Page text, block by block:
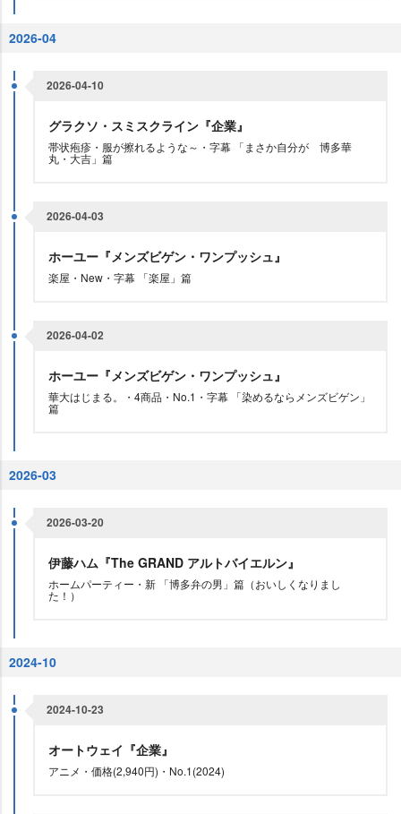
2026-04
2026-04-10
グラクソ・スミスクライン『企業』
帯状疱疹・服が擦れるような～・字幕 「まさか自分が 博多華
丸・大吉」篇
2026-04-03
ホーユー『メンズビゲン・ワンプッシュ』
楽屋・New・字幕 「楽屋」篇
2026-04-02
ホーユー『メンズビゲン・ワンプッシュ』
華大はじまる。・4商品・No.1・字幕 「染めるならメンズビゲン」
篇
2026-03
2026-03-20
伊藤ハム『The GRAND アルトバイエルン』
ホームパーティー・新 「博多弁の男」篇（おいしくなりまし
た！）
2024-10
2024-10-23
オートウェイ『企業』
アニメ・価格(2,940円)・No.1(2024)